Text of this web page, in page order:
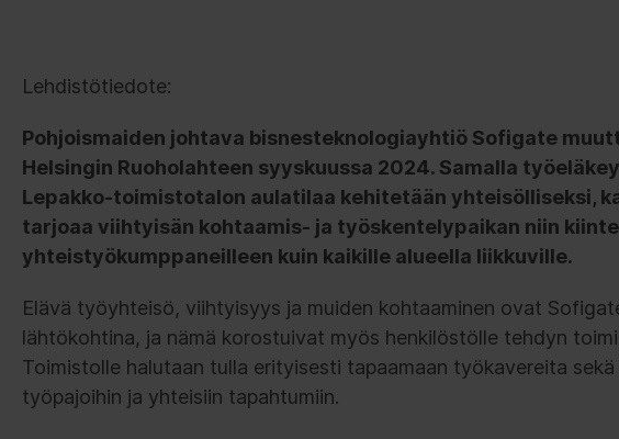
Lehdistötiedote:
Pohjoismaiden johtava bisnesteknologiayhtiö Sofigate
Helsingin Ruoholahteen syyskuussa 2024. Samalla
Lepakko-toimistotalon aulatilaa kehitetään yhteisölliseksi,
tarjoaa viihtyisän kohtaamis- ja työskentelypaikan niin
yhteistyökumppaneilleen kuin kaikille alueella liikkuville.
Elävä työyhteisö, viihtyisyys ja muiden kohtaaminen ovat
lähtökohtina, ja nämä korostuivat myös henkilöstölle tehdyn
Toimistolle halutaan tulla erityisesti tapaamaan työkavereita
työpajoihin ja yhteisiin tapahtumiin.